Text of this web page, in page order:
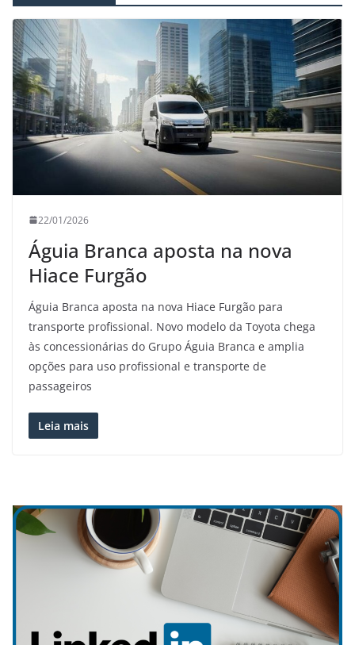
22/01/2026
Águia Branca aposta na nova
Hiace Furgão
Águia Branca aposta na nova Hiace Furgão para
transporte profissional. Novo modelo da Toyota chega
às concessionárias do Grupo Águia Branca e amplia
opções para uso profissional e transporte de
passageiros
Leia mais